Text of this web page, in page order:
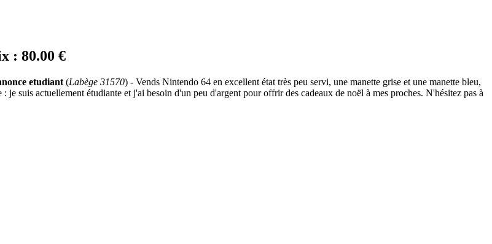
: 80.00 €
etudiant (Labège 31570) - Vends Nintendo 64 en excellent état très peu servi, une manette grise et une manette bleu,
suis actuellement étudiante et j'ai besoin d'un peu d'argent pour offrir des cadeaux de noël à mes proches. N'hésitez pas à